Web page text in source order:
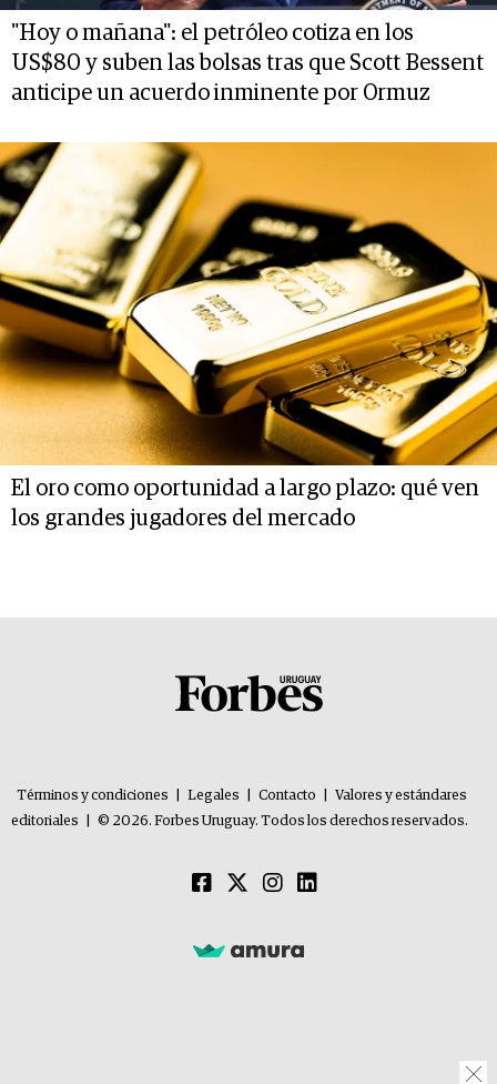
"Hoy o mañana": el petróleo cotiza en los
US$80 y suben las bolsas tras que Scott Bessent
anticipe un acuerdo inminente por Ormuz
El oro como oportunidad a largo plazo: qué ven
los grandes jugadores del mercado
Términos y condiciones Legales Contacto
Valores y estándares
editoriales
© 2026. Forbes Uruguay. Todos los derechos reservados.